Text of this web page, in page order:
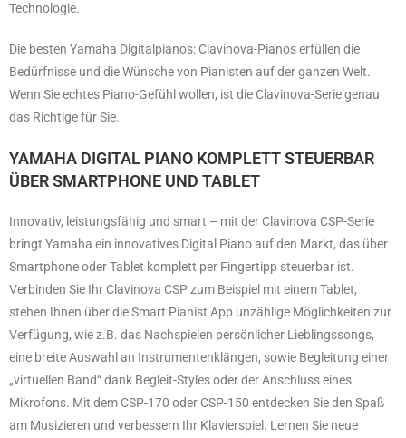
Technologie.
Die besten Yamaha Digitalpianos: Clavinova-Pianos erfüllen die
Bedürfnisse und die Wünsche von Pianisten auf der ganzen Welt.
Wenn Sie echtes Piano-Gefühl wollen, ist die Clavinova-Serie genau
das Richtige für Sie.
YAMAHA DIGITAL PIANO KOMPLETT STEUERBAR
ÜBER SMARTPHONE UND TABLET
Innovativ, leistungsfähig und smart – mit der Clavinova CSP-Serie
bringt Yamaha ein innovatives Digital Piano auf den Markt, das über
Smartphone oder Tablet komplett per Fingertipp steuerbar ist.
Verbinden Sie Ihr Clavinova CSP zum Beispiel mit einem Tablet,
stehen Ihnen über die Smart Pianist App unzählige Möglichkeiten zur
Verfügung, wie z.B. das Nachspielen persönlicher Lieblingssongs,
eine breite Auswahl an Instrumentenklängen, sowie Begleitung einer
„virtuellen Band“ dank Begleit-Styles oder der Anschluss eines
Mikrofons. Mit dem CSP-170 oder CSP-150 entdecken Sie den Spaß
am Musizieren und verbessern Ihr Klavierspiel. Lernen Sie neue